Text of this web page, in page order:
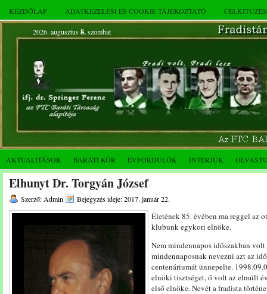
KEZDŐLAP ADATKEZELÉSI ÉS COOKIE TÁJÉKOZTATÓ
2026. augusztus 8.szombat
AKTUALITÁSOK BARÁTI KÖR ÉVFORDULÓK INTERJÚK
Elhunyt Dr. Torgyán József
Szerző: Admin Bejegyzés ideje: 2017. január 22.
Életének 85. évében ma reggel az
klubunk egykori elnöke.
Nem mindennapos időszakban
mindennaposnak nevezni azt az
centenáriumát ünnepelte.
elnöki tisztséget, ő volt az elmúlt
első elnöke. Nevét a fradista